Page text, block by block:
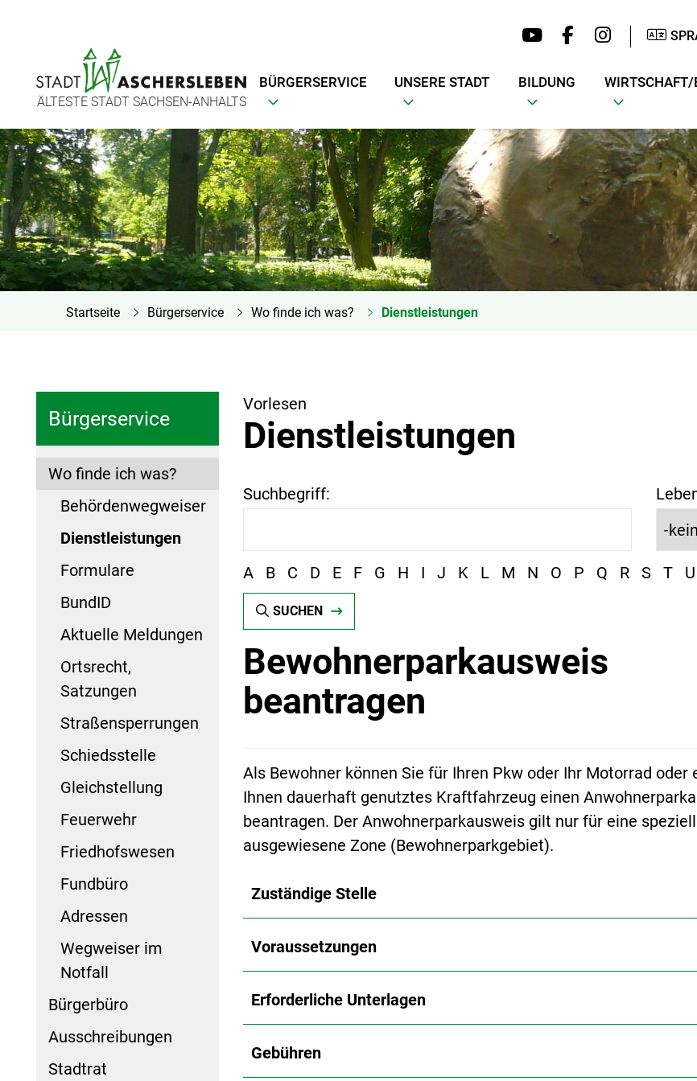
ÄLTESTE STADT SACHSEN-ANHALTS
BÜRGERSERVICE UNSERE STADT BILDUNG
Startseite Bürgerservice Wo finde ich was? Dienstleistungen
Bürgerservice
Wo finde ich was?
Behördenwegweiser
Dienstleistungen
Formulare
BundID
Aktuelle Meldungen
Ortsrecht,
Satzungen
Straßensperrungen
Schiedsstelle
Gleichstellung
Feuerwehr
Friedhofswesen
Fundbüro
Adressen
Wegweiser im
Notfall
Bürgerbüro
Ausschreibungen
Stadtrat
Vorlesen
Dienstleistungen
Suchbegriff:
A B C D E F G H I J K L M N O P Q R S T U
SUCHEN
Bewohnerparkausweis
beantragen
Als Bewohner können Sie für Ihren Pkw oder Ihr Motorrad oder
Ihnen dauerhaft genutztes Kraftfahrzeug einen
beantragen. Der Anwohnerparkausweis gilt nur für eine speziell
ausgewiesene Zone (Bewohnerparkgebiet).
Zuständige Stelle
Voraussetzungen
Erforderliche Unterlagen
Gebühren